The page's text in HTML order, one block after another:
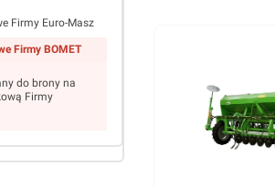
Firmy Euro-Masz
Firmy BOMET
do brony na
Firmy